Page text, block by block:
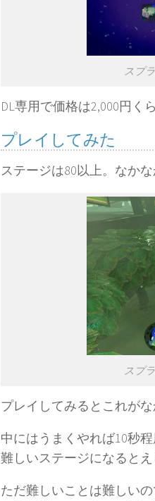
スプ
DL専用で価格は2,000円く
プレイしてみた
ステージは80以上。なか
スプ
プレイしてみるとこれがな
中にはうまくやれば10秒
難しいステージになると
ただ難しいことは難しい